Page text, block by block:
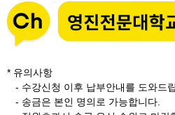
* 유의사항
- 수강신청 이후 납부안내를 도와드
- 송금은 본인 명의로 가능합니다.